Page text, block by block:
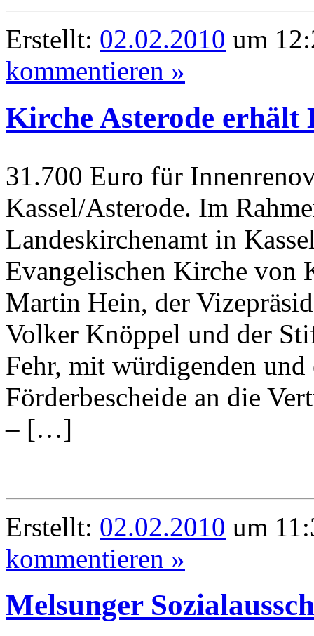
Erstellt: 02.02.2010 um
kommentieren »
Kirche Asterode erhält
31.700 Euro für
Kassel/Asterode. Im
Landeskirchenamt in
Evangelischen Kirche von
Martin Hein, der
Volker Knöppel und der
Fehr, mit würdigenden
Förderbescheide an die
– […]
Erstellt: 02.02.2010 um
kommentieren »
Melsunger